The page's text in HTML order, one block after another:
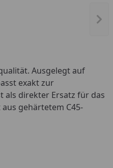
Ausgelegt auf
exakt zur
als direkter Ersatz für das
gehärtetem C45-